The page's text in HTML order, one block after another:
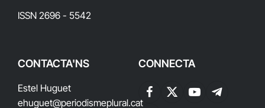
ISSN 2696 - 5542
CONTACTA'NS
Estel Huguet
ehuguet@periodismeplural.cat
CONNECTA
Facebook
X
YouTubeTelegram